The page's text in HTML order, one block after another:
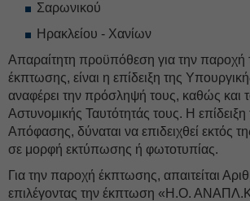
Σαρωνικού
Ηρακλείου - Χανίων
Απαραίτητη προϋπόθεση για την παροχή
έκπτωσης, είναι η επίδειξη της
αναφέρει την πρόσληψή τους, καθώς και
Αστυνομικής Ταυτότητάς τους. Η
Απόφασης, δύναται να επιδειχθεί εκτός
σε μορφή εκτύπωσης ή φωτοτυπίας.
Για την παροχή έκπτωσης, απαιτείται
επιλέγοντας την έκπτωση «Η.Ο.